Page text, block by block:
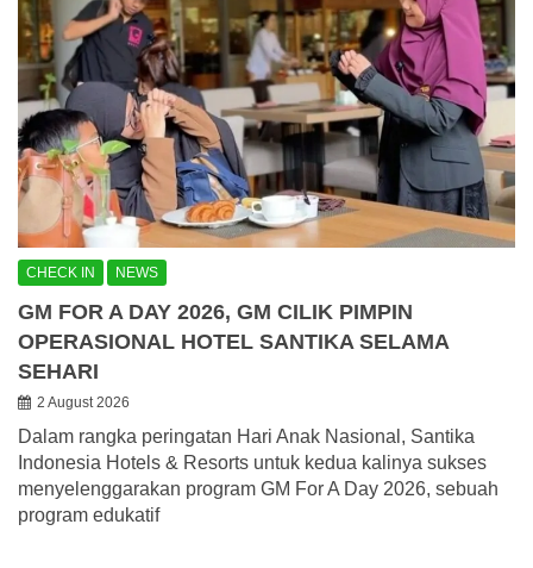
CHECK IN NEWS
GM FOR A DAY 2026, GM CILIK PIMPIN
OPERASIONAL HOTEL SANTIKA SELAMA
SEHARI
2 August 2026
Dalam rangka peringatan Hari Anak Nasional, Santika
Indonesia Hotels & Resorts untuk kedua kalinya sukses
menyelenggarakan program GM For A Day 2026, sebuah
program edukatif